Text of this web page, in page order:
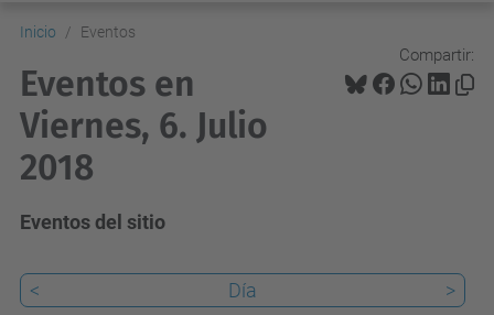
Inicio Eventos
Compartir:
Eventos en
Viernes, 6. Julio
2018
Eventos del sitio
< Día
>